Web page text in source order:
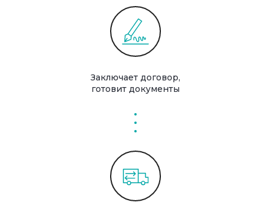
Заключает договор,
готовит документы